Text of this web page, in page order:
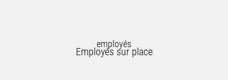
employés
Employés sur place